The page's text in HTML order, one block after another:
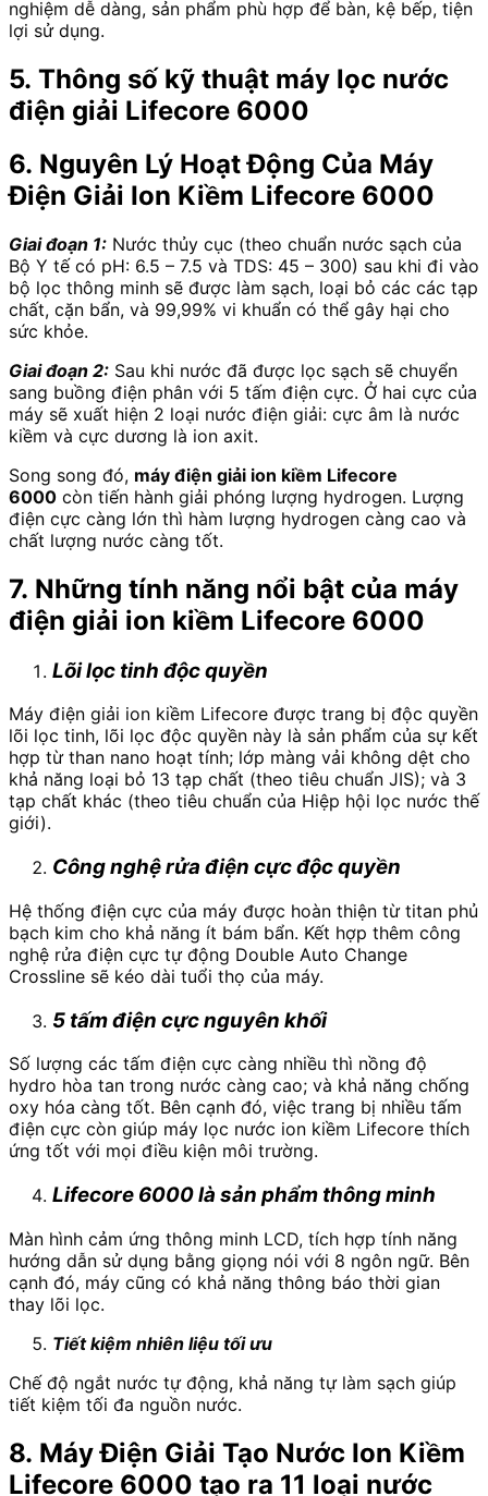
nghiệm dễ dàng, sản phẩm phù hợp để bàn, kệ bếp, tiện
lợi sử dụng.
5. Thông số kỹ thuật máy lọc nước
điện giải Lifecore 6000
6. Nguyên Lý Hoạt Động Của Máy
Điện Giải Ion Kiềm Lifecore 6000
Giai đoạn 1: Nước thủy cục (theo chuẩn nước sạch của
Bộ Y tế có pH: 6.5 – 7.5 và TDS: 45 – 300) sau khi đi vào
bộ lọc thông minh sẽ được làm sạch, loại bỏ các các tạp
chất, cặn bẩn, và 99,99% vi khuẩn có thể gây hại cho
sức khỏe.
Giai đoạn 2: Sau khi nước đã được lọc sạch sẽ chuyển
sang buồng điện phân với 5 tấm điện cực. Ở hai cực của
máy sẽ xuất hiện 2 loại nước điện giải: cực âm là nước
kiềm và cực dương là ion axit.
Song song đó, máy điện giải ion kiềm Lifecore
6000 còn tiến hành giải phóng lượng hydrogen. Lượng
điện cực càng lớn thì hàm lượng hydrogen càng cao và
chất lượng nước càng tốt.
7. Những tính năng nổi bật của máy
điện giải ion kiềm Lifecore 6000
Lõi lọc tinh độc quyền
Máy điện giải ion kiềm Lifecore được trang bị độc quyền
lõi lọc tinh, lõi lọc độc quyền này là sản phẩm của sự kết
hợp từ than nano hoạt tính; lớp màng vải không dệt cho
khả năng loại bỏ 13 tạp chất (theo tiêu chuẩn JIS); và 3
tạp chất khác (theo tiêu chuẩn của Hiệp hội lọc nước thế
giới).
Công nghệ rửa điện cực độc quyền
Hệ thống điện cực của máy được hoàn thiện từ titan phủ
bạch kim cho khả năng ít bám bẩn. Kết hợp thêm công
nghệ rửa điện cực tự động Double Auto Change
Crossline sẽ kéo dài tuổi thọ của máy.
5 tấm điện cực nguyên khối
Số lượng các tấm điện cực càng nhiều thì nồng độ
hydro hòa tan trong nước càng cao; và khả năng chống
oxy hóa càng tốt. Bên cạnh đó, việc trang bị nhiều tấm
điện cực còn giúp máy lọc nước ion kiềm Lifecore thích
ứng tốt với mọi điều kiện môi trường.
Lifecore 6000 là sản phẩm thông minh
Màn hình cảm ứng thông minh LCD, tích hợp tính năng
hướng dẫn sử dụng bằng giọng nói với 8 ngôn ngữ. Bên
cạnh đó, máy cũng có khả năng thông báo thời gian
thay lõi lọc.
Tiết kiệm nhiên liệu tối ưu
Chế độ ngắt nước tự động, khả năng tự làm sạch giúp
tiết kiệm tối đa nguồn nước.
8. Máy Điện Giải Tạo Nước Ion Kiềm
Lifecore 6000 tạo ra 11 loại nước